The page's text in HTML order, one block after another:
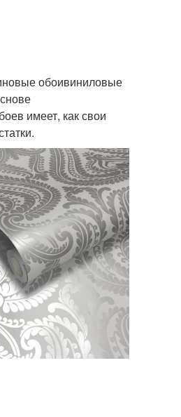
обоивиниловые
имеет, как свои